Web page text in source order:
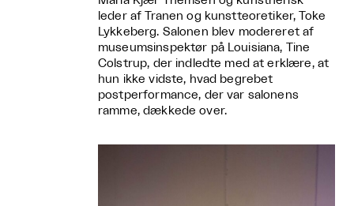
leder af Tranen og kunstteoretiker, Toke
Lykkeberg. Salonen blev modereret af
museumsinspektør på Louisiana, Tine
Colstrup, der indledte med at erklære, at
hun ikke vidste, hvad begrebet
postperformance, der var salonens
ramme, dækkede over.